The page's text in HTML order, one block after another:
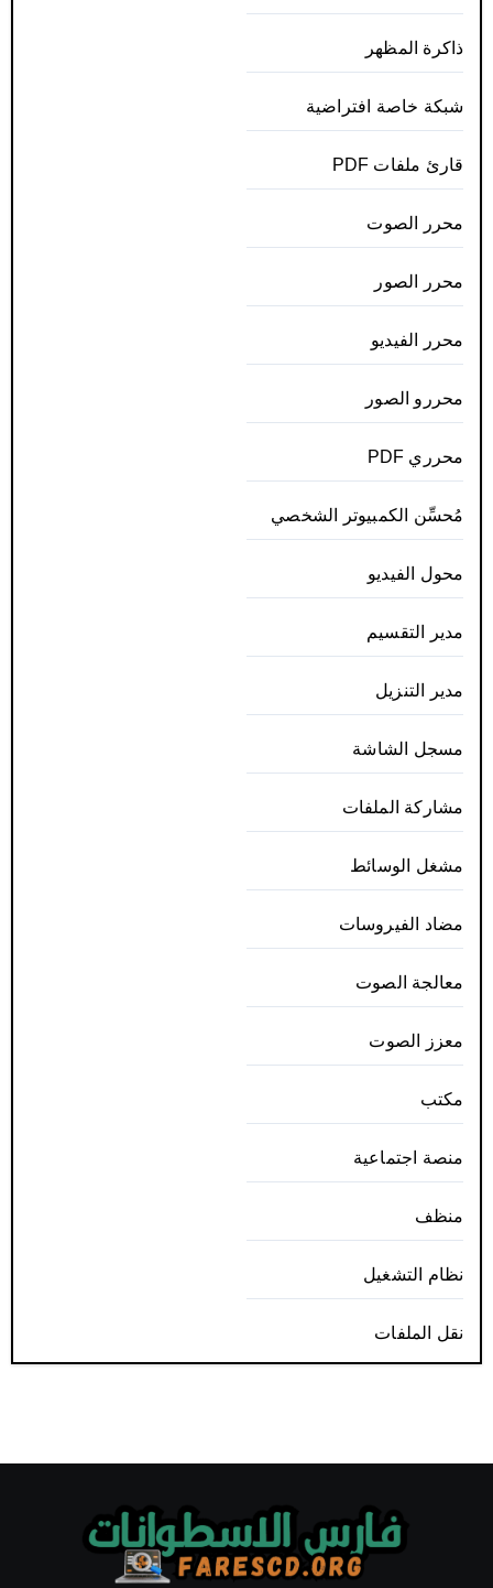
ذاكرة المظهر
شبكة خاصة افتراضية
قارئ ملفات PDF
محرر الصوت
محرر الصور
محرر الفيديو
محررو الصور
محرري PDF
مُحسِّن الكمبيوتر الشخصي
محول الفيديو
مدير التقسيم
مدير التنزيل
مسجل الشاشة
مشاركة الملفات
مشغل الوسائط
مضاد الفيروسات
معالجة الصوت
معزز الصوت
مكتب
منصة اجتماعية
منظف
نظام التشغيل
نقل الملفات